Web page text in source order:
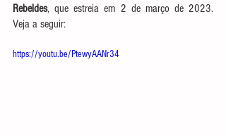
Rebeldes, que estreia em 2 de março de 2023.
Veja a seguir:
https://youtu.be/PtewyAANr34